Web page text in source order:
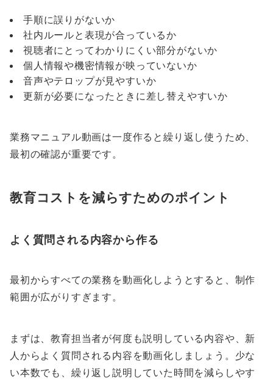
手順に誤りがないか
社内ルールと表現が合っているか
視聴者にとってわかりにくい部分がないか
個人情報や機密情報が映っていないか
音声やテロップが見やすいか
更新が必要になったときに差し替えやすいか
業務マニュアル動画は一度作ると繰り返し使うため、
最初の確認が重要です。
教育コストを減らすためのポイント
よく質問される内容から作る
最初からすべての業務を動画化しようとすると、制作
範囲が広がりすぎます。
まずは、教育担当者が何度も説明している内容や、新
人からよく質問される内容を動画化しましょう。少な
い本数でも、繰り返し説明していた時間を減らしやす